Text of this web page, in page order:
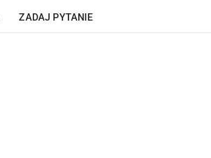
ZADAJ PYTANIE